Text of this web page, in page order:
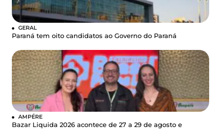
GERAL
Paraná tem oito candidatos ao Governo do Paraná
AMPÉRE
Bazar Liquida 2026 acontece de 27 a 29 de agosto e